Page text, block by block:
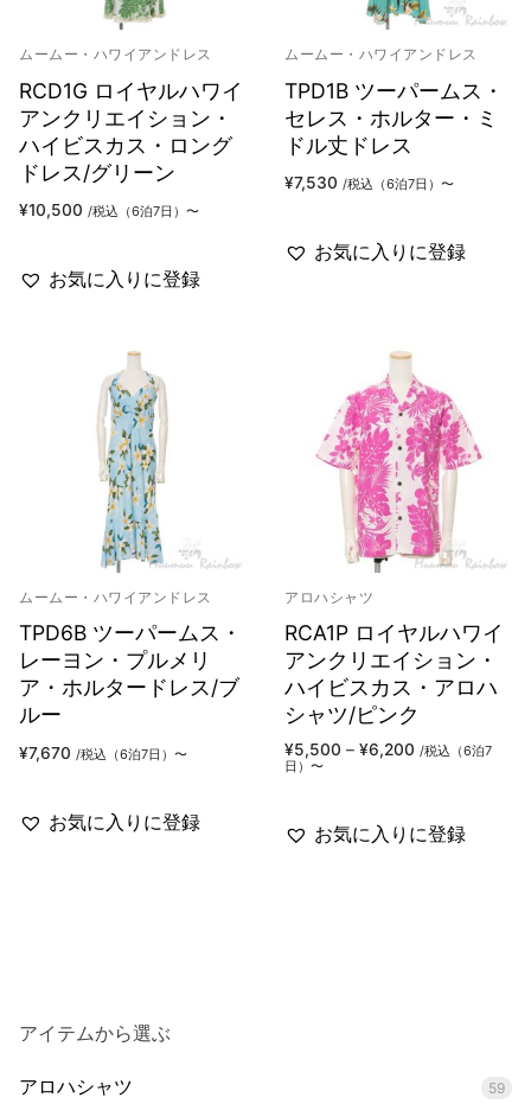
ムームー・ハワイアンドレス
RCD1G ロイヤルハワイ
アンクリエイション・
ハイビスカス・ロング
ドレス/グリーン
¥10,500 /税込（6泊7日）〜
お気に入りに登録
ムームー・ハワイアンドレス
TPD1B ツーパームス・
セレス・ホルター・ミ
ドル丈ドレス
¥7,530 /税込（6泊7日）〜
お気に入りに登録
ムームー・ハワイアンドレス
TPD6B ツーパームス・
レーヨン・プルメリ
ア・ホルタードレス/ブ
ルー
¥7,670 /税込（6泊7日）〜
お気に入りに登録
アロハシャツ
RCA1P ロイヤルハワイ
アンクリエイション・
ハイビスカス・アロハ
シャツ/ピンク
¥5,500 – ¥6,200 価
格
¥6,200
/税込（6泊7
日）〜
お気に入りに登録
アイテムから選ぶ
アロハシャツ 59